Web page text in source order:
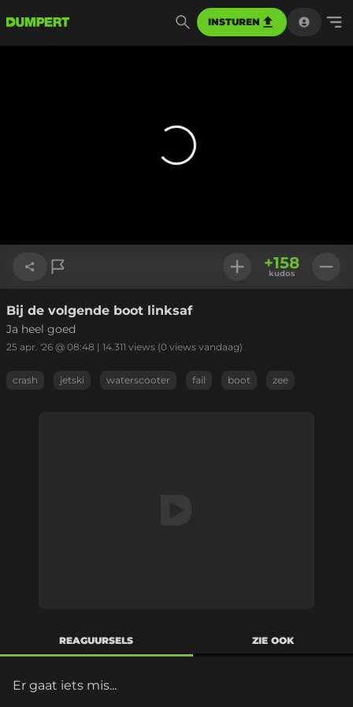
INSTUREN
Link kopiëren
+158
kudos
Bij de volgende boot linksaf
Ja heel goed
25 apr. '26 @ 08:48 | 14.311 views (0 views vandaag)
crash jetski waterscooter fail boot zee
REAGUURSELS ZIE OOK
Er gaat iets mis...